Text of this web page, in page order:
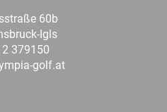
60b
Igls
379150
golf.at